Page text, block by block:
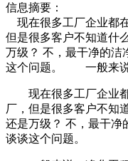
信息摘要：
现在很多工厂企业都
但是很多客户不知道什
万级？ 不，最干净的洁
这个问题。 一般来说
现在很多工厂企业
厂，但是很多客户不知
还是万级？ 不，最干净
谈谈这个问题。